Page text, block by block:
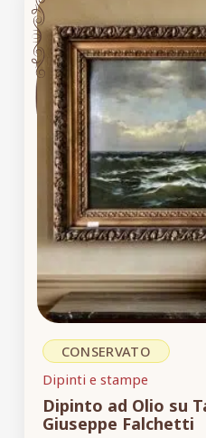
CONSERVATO
Dipinti e stampe
Dipinto ad Olio su
Giuseppe Falchetti